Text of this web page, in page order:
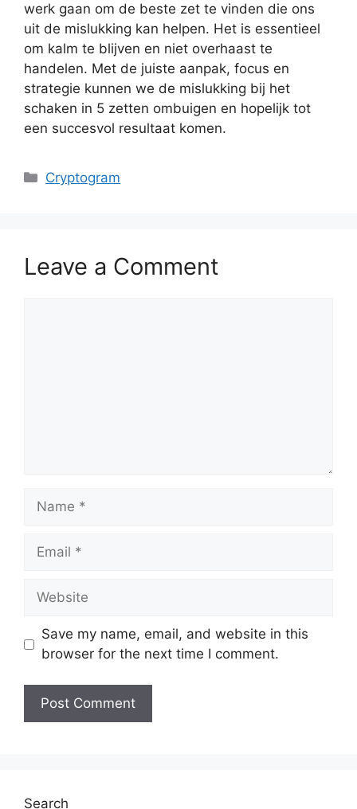
werk gaan om de beste zet te vinden die ons
uit de mislukking kan helpen. Het is essentieel
om kalm te blijven en niet overhaast te
handelen. Met de juiste aanpak, focus en
strategie kunnen we de mislukking bij het
schaken in 5 zetten ombuigen en hopelijk tot
een succesvol resultaat komen.
Categories
Cryptogram
Leave a Comment
Name
Email
Website
Save my name, email, and website in this
browser for the next time I comment.
Search